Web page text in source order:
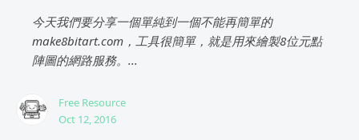
今天我們要分享一個單純到一個不能再簡單的
make8bitart.com，工具很簡單，就是用來繪製8位元點
陣圖的網路服務。...
Free Resource
Oct 12, 2016